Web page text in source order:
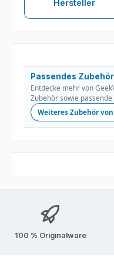
Hersteller
Passendes
Entdecke mehr von
Zubehör sowie
Weiteres Zubehör
100 % Originalware